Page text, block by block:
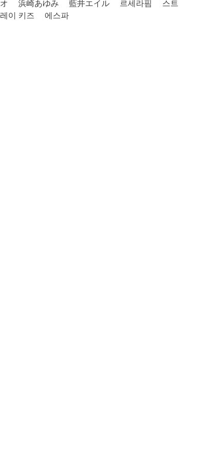
オ
浜崎あゆみ 藍井エイル 르세라핌
스트
레이 키즈
에스파